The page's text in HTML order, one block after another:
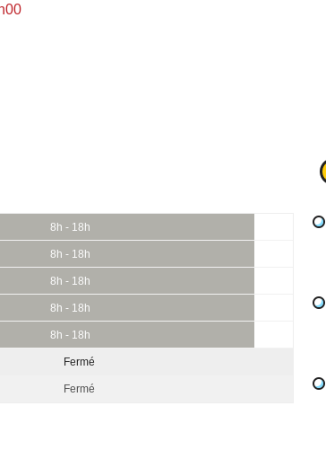
8h - 18h
8h - 18h
8h - 18h
8h - 18h
8h - 18h
Fermé
Fermé